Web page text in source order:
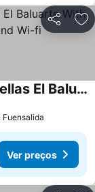
Partilhar
Holiday Home Casa Rural 5 Estrellas El Baluarte With Private Pool, Private Garden And Wi-fi
Fuensalida
Ver preços